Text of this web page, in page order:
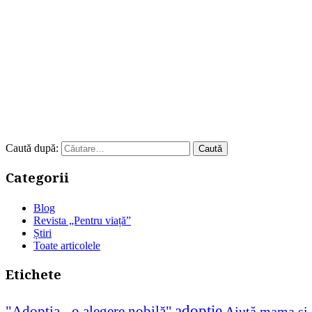
Caută după:
Categorii
Blog
Revista „Pentru viață”
Știri
Toate articolele
Etichete